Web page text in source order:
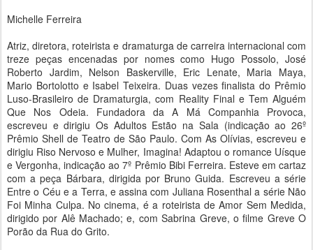
Michelle Ferreira
Atriz, diretora, roteirista e dramaturga de carreira internacional com
treze peças encenadas por nomes como Hugo Possolo, José
Roberto Jardim, Nelson Baskerville, Eric Lenate, Maria Maya,
Mario Bortolotto e Isabel Teixeira. Duas vezes finalista do Prêmio
Luso-Brasileiro de Dramaturgia, com Reality Final e Tem Alguém
Que Nos Odeia. Fundadora da A Má Companhia Provoca,
escreveu e dirigiu Os Adultos Estão na Sala (indicação ao 26º
Prêmio Shell de Teatro de São Paulo. Com As Olívias, escreveu e
dirigiu Riso Nervoso e Mulher, Imagina! Adaptou o romance Uísque
e Vergonha, indicação ao 7º Prêmio Bibi Ferreira. Esteve em cartaz
com a peça Bárbara, dirigida por Bruno Guida. Escreveu a série
Entre o Céu e a Terra, e assina com Juliana Rosenthal a série Não
Foi Minha Culpa. No cinema, é a roteirista de Amor Sem Medida,
dirigido por Alê Machado; e, com Sabrina Greve, o filme Greve O
Porão da Rua do Grito.